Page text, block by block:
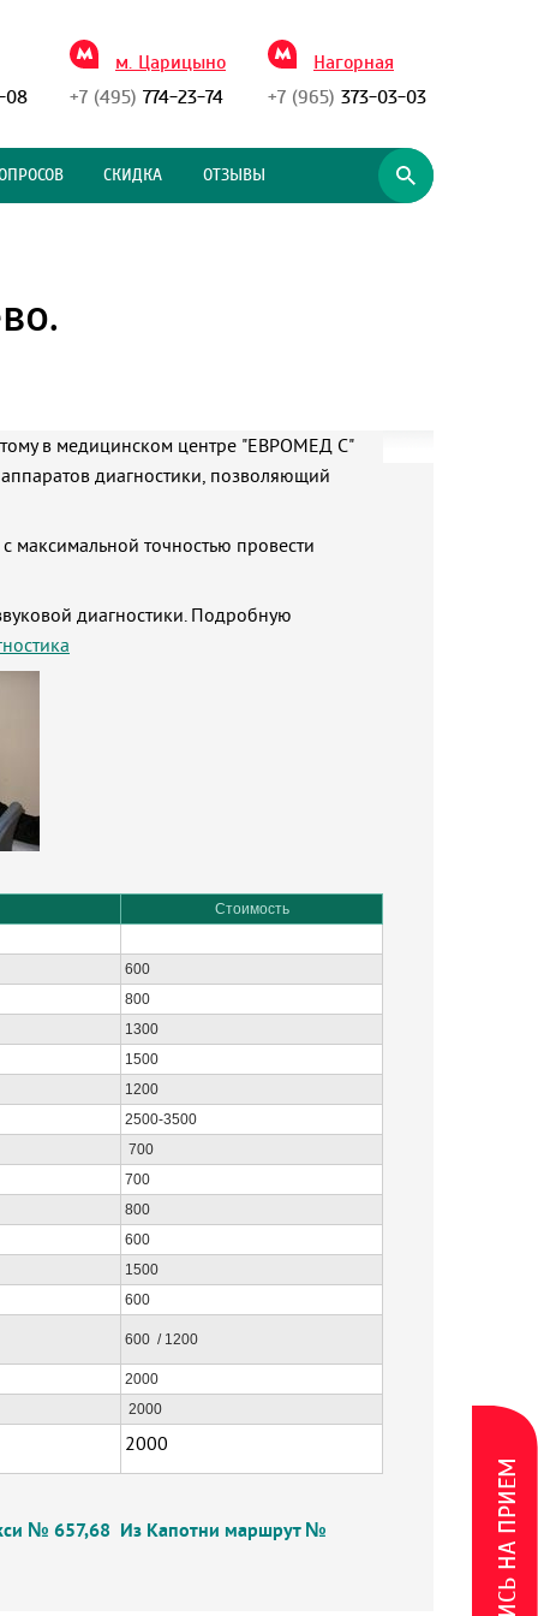
08
м. Царицыно
+7 (495) 774-23-74
Нагорная
+7 (965) 373-03-03
СКИДКА ОТЗЫВЫ
в медицинском центре "ЕВРОМЕД С"
диагностики, позволяющий
точностью провести
диагностики. Подробную
Стоимость
600
800
1300
1500
1200
2500-3500
700
700
800
600
1500
600
600 / 1200
2000
2000
2000
№ 657,68 Из Капотни маршрут № ЗАПИСЬ НА ПРИЕМ